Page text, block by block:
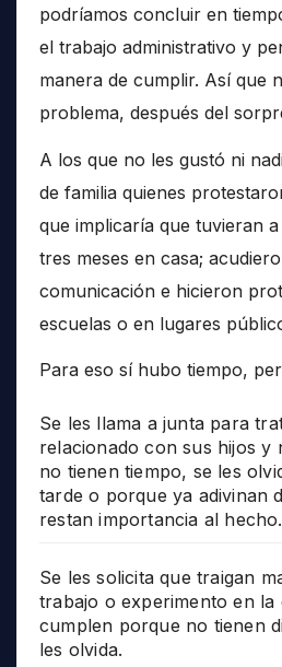
podríamos concluir en
el trabajo administrativo y
manera de cumplir. Así que
problema, después del
A los que no les gustó ni
de familia quienes
que implicaría que tuvieran
tres meses en casa;
comunicación e hicieron
escuelas o en lugares
Para eso sí hubo tiempo,
Se les llama a junta para
relacionado con sus hijos y
no tienen tiempo, se les
tarde o porque ya adivinan
restan importancia al hecho.
Se les solicita que traigan
trabajo o experimento en la
cumplen porque no tienen
les olvida.